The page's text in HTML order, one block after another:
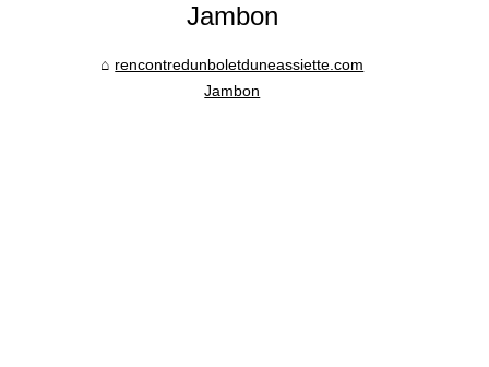
Jambon
rencontredunboletduneassiette.com
Jambon